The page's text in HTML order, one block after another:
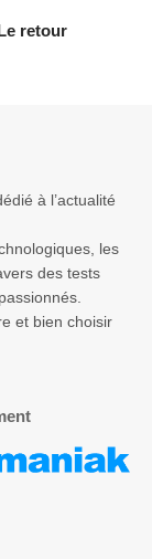
retour
à l’actualité
les
des tests
et bien choisir